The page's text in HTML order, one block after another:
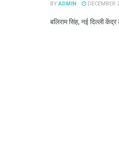
BY ADMIN DECEMBER
बलिराम सिंह, नई दिल्ली